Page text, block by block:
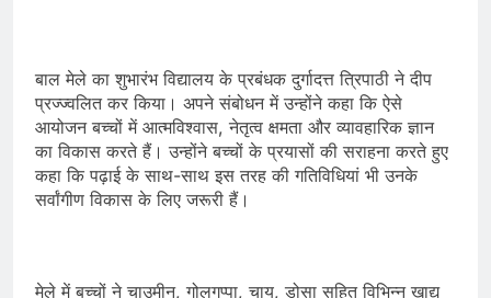
बाल मेले का शुभारंभ विद्यालय के प्रबंधक दुर्गादत्त त्रिपाठी ने दीप
प्रज्ज्वलित कर किया। अपने संबोधन में उन्होंने कहा कि ऐसे
आयोजन बच्चों में आत्मविश्वास, नेतृत्व क्षमता और व्यावहारिक ज्ञान
का विकास करते हैं। उन्होंने बच्चों के प्रयासों की सराहना करते हुए
कहा कि पढ़ाई के साथ-साथ इस तरह की गतिविधियां भी उनके
सर्वांगीण विकास के लिए जरूरी हैं।
मेले में बच्चों ने चाउमीन, गोलगप्पा, चाय, डोसा सहित विभिन्न खाद्य